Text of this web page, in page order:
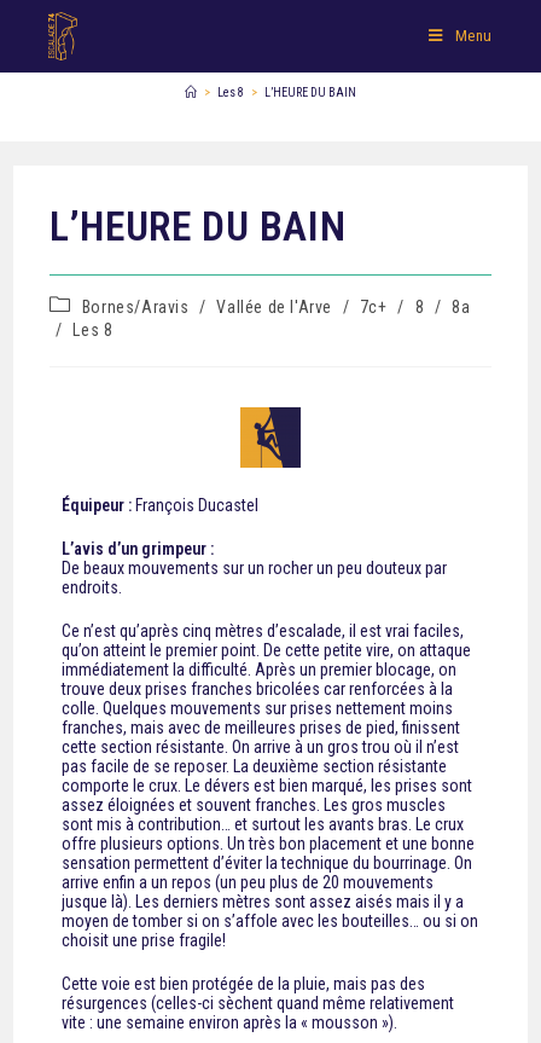
Menu
> Les 8 > L’HEURE DU BAIN
L’HEURE DU BAIN
Bornes/Aravis / Vallée de l'Arve / 7c+ / 8 / 8a
/
Les 8
Équipeur : François Ducastel
L’avis d’un grimpeur :
De beaux mouvements sur un rocher un peu douteux par
endroits.
Ce n’est qu’après cinq mètres d’escalade, il est vrai faciles,
qu’on atteint le premier point. De cette petite vire, on attaque
immédiatement la difficulté. Après un premier blocage, on
trouve deux prises franches bricolées car renforcées à la
colle. Quelques mouvements sur prises nettement moins
franches, mais avec de meilleures prises de pied, finissent
cette section résistante. On arrive à un gros trou où il n’est
pas facile de se reposer. La deuxième section résistante
comporte le crux. Le dévers est bien marqué, les prises sont
assez éloignées et souvent franches. Les gros muscles
sont mis à contribution… et surtout les avants bras. Le crux
offre plusieurs options. Un très bon placement et une bonne
sensation permettent d’éviter la technique du bourrinage. On
arrive enfin a un repos (un peu plus de 20 mouvements
jusque là). Les derniers mètres sont assez aisés mais il y a
moyen de tomber si on s’affole avec les bouteilles… ou si on
choisit une prise fragile!
Cette voie est bien protégée de la pluie, mais pas des
résurgences (celles-ci sèchent quand même relativement
vite : une semaine environ après la « mousson »).